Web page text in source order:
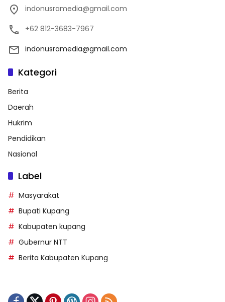
indonusramedia@gmail.com
+62 812-3683-7967
indonusramedia@gmail.com
Kategori
Berita
Daerah
Hukrim
Pendidikan
Nasional
Label
Masyarakat
Bupati Kupang
Kabupaten kupang
Gubernur NTT
Berita Kabupaten Kupang